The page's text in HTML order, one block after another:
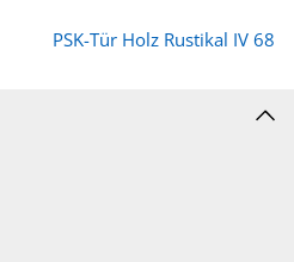
PSK-Tür Holz Rustikal IV 68